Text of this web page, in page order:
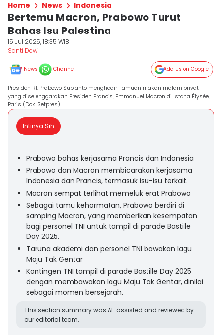
Home News Indonesia
Bertemu Macron, Prabowo Turut
Bahas Isu Palestina
15 Jul 2025, 18:35 WIB
Santi Dewi
News Channel Add Us on Google
Presiden RI, Prabowo Subianto menghadiri jamuan makan malam privat
yang diselenggarakan Presiden Prancis, Emmanuel Macron di Istana Élysée,
Paris (Dok. Setpres)
Intinya Sih
Prabowo bahas kerjasama Prancis dan Indonesia
Prabowo dan Macron membicarakan kerjasama
Indonesia dan Prancis, termasuk isu-isu terkait.
Macron sempat terlihat memeluk erat Prabowo
Sebagai tamu kehormatan, Prabowo berdiri di
samping Macron, yang memberikan kesempatan
bagi personel TNI untuk tampil di parade Bastille
Day 2025.
Taruna akademi dan personel TNI bawakan lagu
Maju Tak Gentar
Kontingen TNI tampil di parade Bastille Day 2025
dengan membawakan lagu Maju Tak Gentar, dinilai
sebagai momen bersejarah.
This section summary was AI-assisted and reviewed by
our editorial team.